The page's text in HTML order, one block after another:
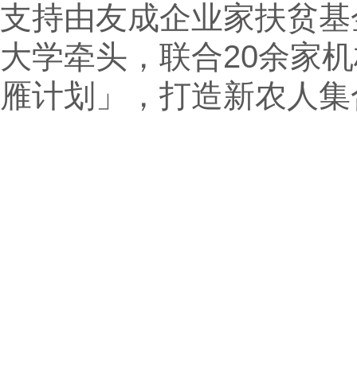
支持由友成企业家扶贫
大学牵头，联合20余家
雁计划」，打造新农人